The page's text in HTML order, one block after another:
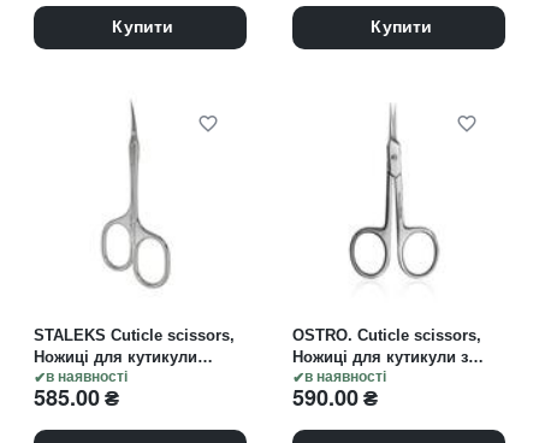
Купити Купити
в наявності
STALEKS Cuticle scissors,
Ножиці для кутикули
«Asymmetric» UNIQ 30
TYPE 4
585.00₴
в наявності
OSTRO. Cuticle scissors,
Ножиці для кутикули з
тонким полотоном
590.00₴